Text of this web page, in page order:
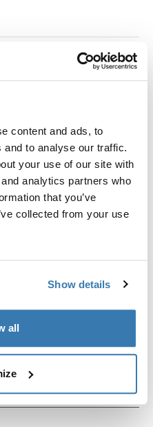
content and ads, to
to analyse our traffic.
your use of our site with
analytics partners who
that you’ve
collected from your use
Show details
all
mm de acero trenzado
disuasorio de
tus bicicletas al
al auto (candados
recubierta de goma